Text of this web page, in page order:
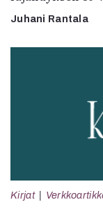
Juhani Rantala
Kirjat